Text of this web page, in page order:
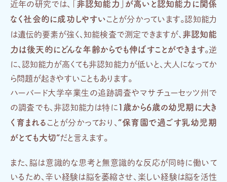
近年の研究では、
「非認知能力」が高いと認知能力に関係
なく社会的に成功しやすいことが分かっています。認知能力
は遺伝的要素が強く、知能検査で測定できますが、 非認知能
力は後天的にどんな年齢からでも伸ばすことができます。逆
に、認知能力が高くても非認知能力が低いと、大人になってか
ら問題が起きやすいこともあります。
ハーバード大学卒業生の追跡調査やマサチューセッツ州で
の調査でも、非認知能力は特に1歳から6歳の幼児期に大き
く育まれる ことが分かっており、“保育園で過ごす乳幼児期
がとても大切”だと言えます。
また、脳は意識的な思考と無意識的な反応が同時に働いて
いるため、辛い経験は脳を萎縮させ、楽しい経験は脳を活性